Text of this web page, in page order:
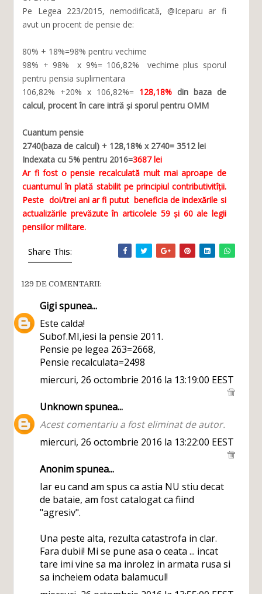
Pe Legea 223/2015, nemodificată, @Iceparu ar fi
avut un procent de pensie de:
80% + 18%=98% pentru vechime
98% + 98% x 9%= 106,82% vechime plus sporul
pentru pensia suplimentara
106,82% +20% x 106,82%= 128,18% din baza de
calcul, procent în care intră și sporul pentru OMM
Cuantum pensie
2740(baza de calcul) + 128,18% x 2740= 3512 lei
Indexata cu 5% pentru 2016=3687 lei
Ar fi fost o pensie recalculată mult mai aproape de
cuantumul în plată stabilit pe principiul contributivitîții.
Peste doi/trei ani ar fi putut beneficia de indexările si
actualizările prevăzute în articolele 59 și 60 ale legii
pensiilor militare.
Share This:
129 DE COMENTARII:
Gigispunea...
Este calda!
Subof.MI,iesi la pensie 2011.
Pensie pe legea 263=2668,
Pensie recalculata=2498
miercuri, 26 octombrie 2016 la 13:19:00 EEST
Unknownspunea...
Acest comentariu a fost eliminat de autor.
miercuri, 26 octombrie 2016 la 13:22:00 EEST
Anonim spunea...
Iar eu cand am spus ca astia NU stiu decat
de bataie, am fost catalogat ca fiind
"agresiv".
Una peste alta, rezulta catastrofa in clar.
Fara dubii! Mi se pune asa o ceata ... incat
tare imi vine sa ma inrolez in armata rusa si
sa incheiem odata balamucul!